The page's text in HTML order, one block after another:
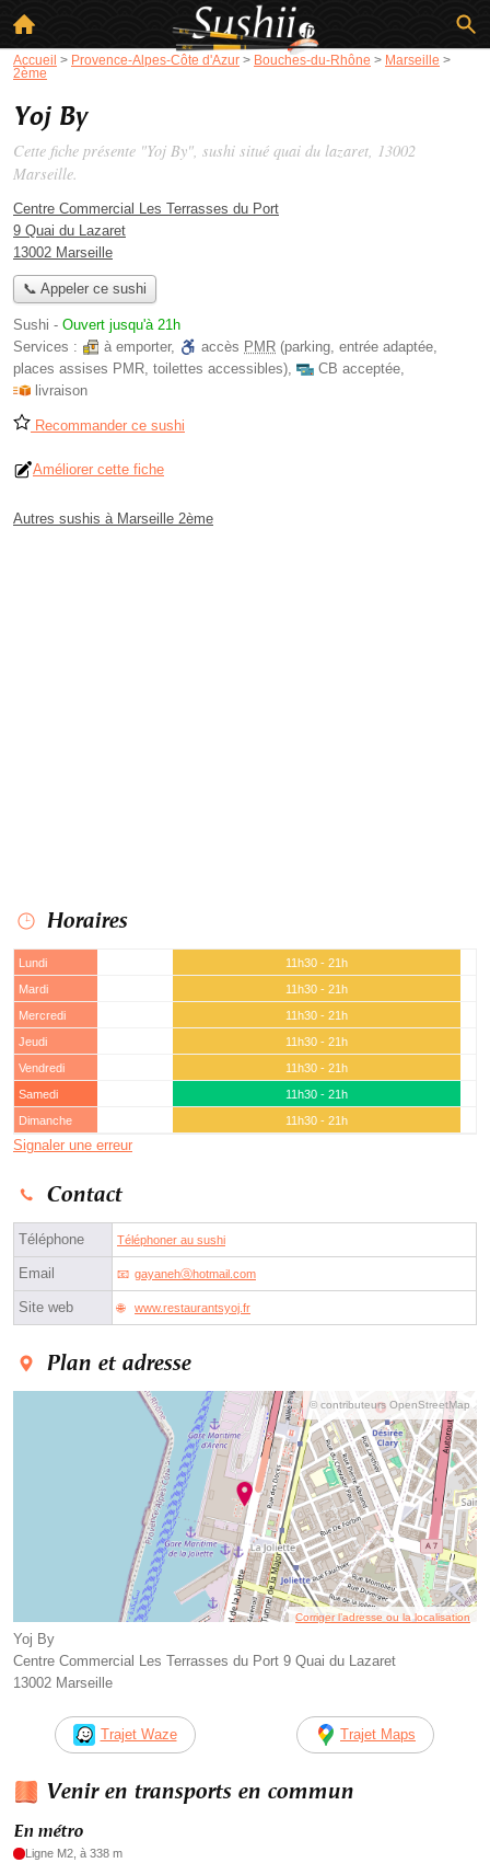
Accueil > Provence-Alpes-Côte d'Azur > Bouches-du-Rhône > Marseille >
2ème
Yoj By
Cette fiche présente "Yoj By", sushi situé quai du lazaret, 13002
Marseille.
Centre Commercial Les Terrasses du Port
9 Quai du Lazaret
13002 Marseille
📞 Appeler ce sushi
Sushi - Ouvert jusqu'à 21h
Services :
à emporter, accès PMR (parking, entrée adaptée,
places assises PMR, toilettes accessibles), CB acceptée,
livraison
Recommander ce sushi
Améliorer cette fiche
Autres sushis à Marseille 2ème
Horaires
Lundi
11h30 - 21h
Mardi
11h30 - 21h
Mercredi
11h30 - 21h
Jeudi
11h30 - 21h
Vendredi
11h30 - 21h
Samedi
11h30 - 21h
Dimanche
11h30 - 21h
Signaler une erreur
Contact
Téléphone Téléphoner au sushi
Email gayanehⓐhotmail.com
Site web www.restaurantsyoj.fr
Plan et adresse
© contributeurs OpenStreetMap
Corriger l’adresse ou la localisation
Yoj By
Centre Commercial Les Terrasses du Port 9 Quai du Lazaret
13002 Marseille
Trajet Waze Trajet Maps
Venir en transports en commun
En métro
Ligne M2, à 338 m